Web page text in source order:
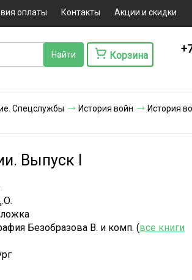
оплаты Контакты Акции и скидки
Корзина
Спецслужбы История войн История
Выпуск I
Безобразова В. и комп. (все книги